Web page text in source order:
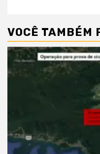
VOCÊ TAMBÉM